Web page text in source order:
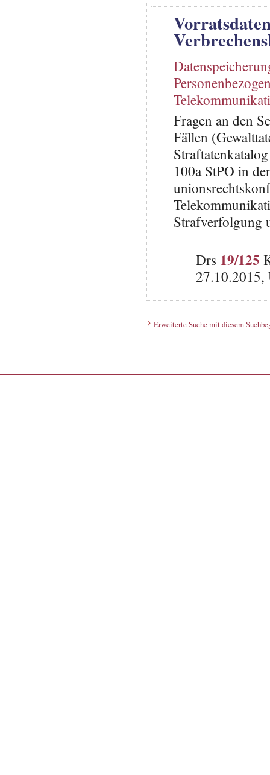
Fragen an den
Fällen
100a StPO in
Strafverfolgung
Drs 19/125
27.10.2015,
Erweiterte Suche mit diesem